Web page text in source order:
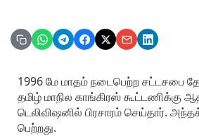
1996 மே மாதம் நடைபெற்ற சட்டசபை
தமிழ் மாநில காங்கிரஸ் கூட்டணிக்கு
டெலிவிஷனில் பிரசாரம் செய்தார்.
பெற்றது.